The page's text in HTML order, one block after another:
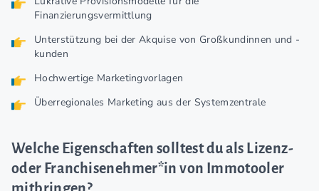
Finanzierungsvermittlung
Unterstützung bei der Akquise von Großkundinnen und -
kunden
Hochwertige Marketingvorlagen
Überregionales Marketing aus der Systemzentrale
Welche Eigenschaften solltest du als Lizenz-
oder Franchisenehmer*in von Immotooler